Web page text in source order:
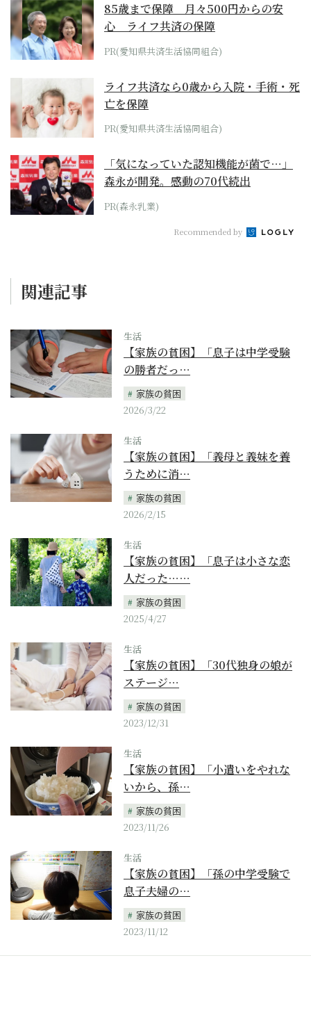
85歳まで保障 月々500円からの安
心 ライフ共済の保障
PR(愛知県共済生活協同組合)
ライフ共済なら0歳から入院・手術・死
亡を保障
PR(愛知県共済生活協同組合)
「気になっていた認知機能が菌で…」
森永が開発。感動の70代続出
PR(森永乳業)
Recommended by
関連記事
生活
【家族の貧困】「息子は中学受験
の勝者だっ…
家族の貧困
2026/3/22
生活
【家族の貧困】「義母と義妹を養
うために消…
家族の貧困
2026/2/15
生活
【家族の貧困】「息子は小さな恋
人だった……
家族の貧困
2025/4/27
生活
【家族の貧困】「30代独身の娘が
ステージ…
家族の貧困
2023/12/31
生活
【家族の貧困】「小遣いをやれな
いから、孫…
家族の貧困
2023/11/26
生活
【家族の貧困】「孫の中学受験で
息子夫婦の…
家族の貧困
2023/11/12